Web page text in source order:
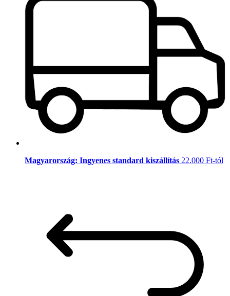
Magyarország: Ingyenes standard kiszállítás 22.000 Ft-tól